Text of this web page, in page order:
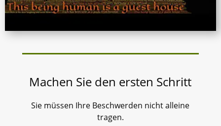
Machen Sie den ersten Schritt
Sie müssen Ihre Beschwerden nicht alleine
tragen.